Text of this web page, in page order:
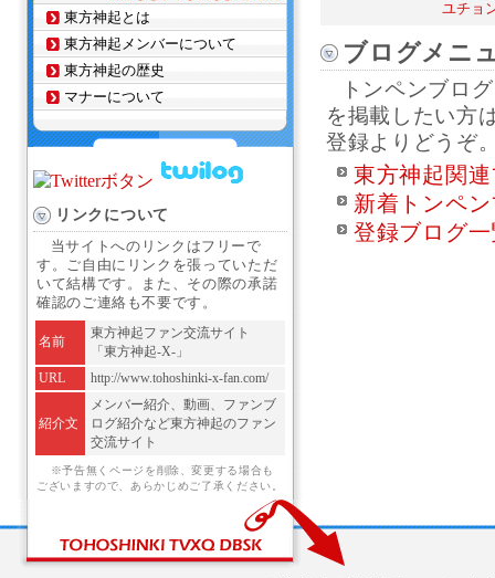
ユチョ
ブログメニ
トンペンブロ
を掲載したい方
登録よりどうぞ
東方神起関
新着トンペ
登録ブログ
東方神起とは
東方神起メンバーについて
東方神起の歴史
マナーについて
リンクについて
当サイトへのリンクはフリーで
す。ご自由にリンクを張っていただ
いて結構です。また、その際の承諾
確認のご連絡も不要です。
名前
東方神起ファン交流サイト
「東方神起-X-」
URL
http://www.tohoshinki-x-fan.com/
紹介文
メンバー紹介、動画、ファンブ
ログ紹介など東方神起のファン
交流サイト
※予告無くページを削除、変更する場合も
ございますので、あらかじめご了承ください。